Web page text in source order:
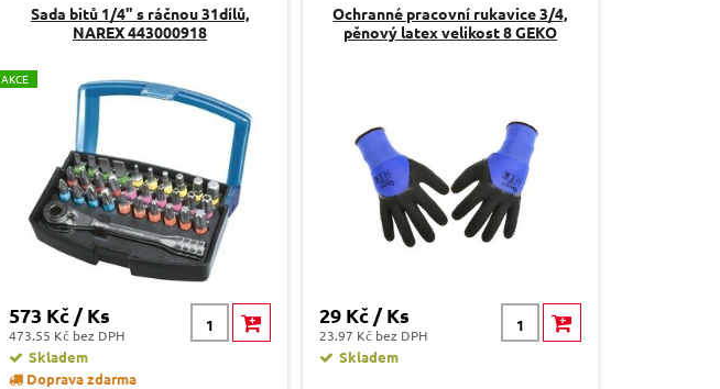
Sada bitů 1/4" s ráčnou 31dílů,
NAREX 443000918
AKCE
573 Kč / Ks
473.55 Kč bez DPH
Skladem
Doprava zdarma
Ochranné pracovní rukavice 3/4,
pěnový latex velikost 8 GEKO
29 Kč / Ks
23.97 Kč bez DPH
Skladem